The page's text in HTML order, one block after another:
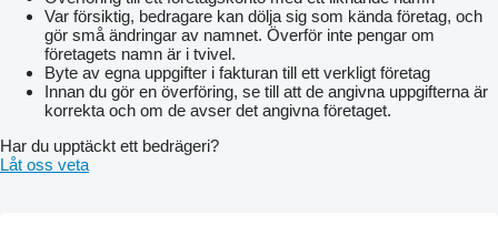
Var försiktig, bedragare kan dölja sig som kända företag, och
gör små ändringar av namnet. Överför inte pengar om
företagets namn är i tvivel.
Byte av egna uppgifter i fakturan till ett verkligt företag
Innan du gör en överföring, se till att de angivna uppgifterna är
korrekta och om de avser det angivna företaget.
Har du upptäckt ett bedrägeri?
Låt oss veta